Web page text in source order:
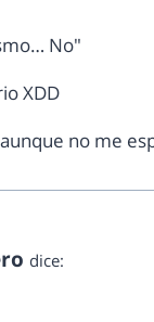
No"
XDD
no me
dice: